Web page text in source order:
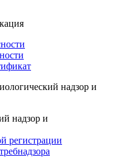
надзор и
надзор и
регистрации